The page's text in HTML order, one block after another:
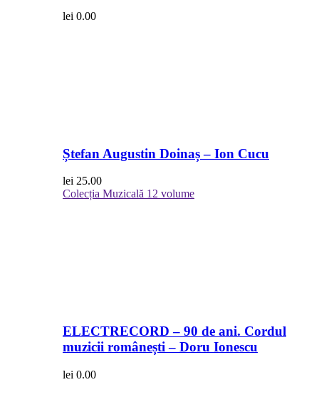
lei 0.00
Ștefan Augustin Doinaș – Ion Cucu
lei 25.00
Colecția Muzicală 12 volume
ELECTRECORD – 90 de ani. Cordul
muzicii românești – Doru Ionescu
lei 0.00